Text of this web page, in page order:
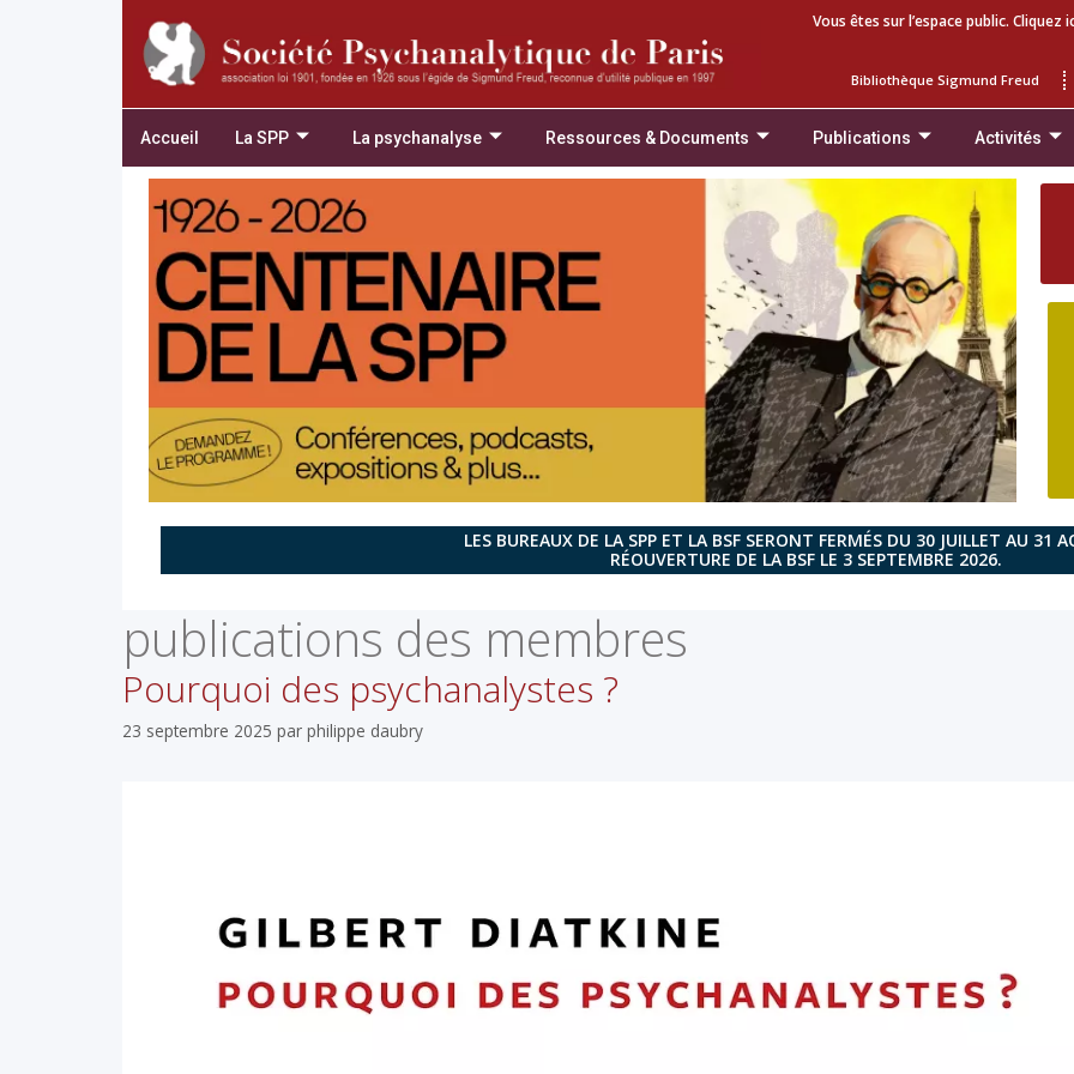
Vous êtes sur l’espace public.
Bibliothèque Sigmund Freud
Accueil La SPP La psychanalyse Ressources & Documents Publications Activités
LES BUREAUX DE LA SPP ET LA BSF SERONT FERMÉS DU 30 JUILLET AU 31
RÉOUVERTURE DE LA BSF LE 3 SEPTEMBRE 2026.
publications des membres
Pourquoi des psychanalystes ?
23 septembre 2025 par philippe daubry